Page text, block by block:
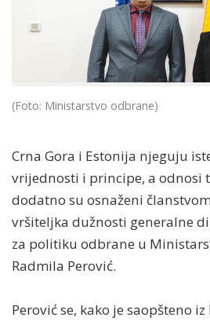
(Foto: Ministarstvo odbrane)
Crna Gora i Estonija njeguju
vrijednosti i principe, a odnosi
dodatno su osnaženi
vršiteljka dužnosti generalne
za politiku odbrane u
Radmila Perović.
Perović se, kako je saopšteno